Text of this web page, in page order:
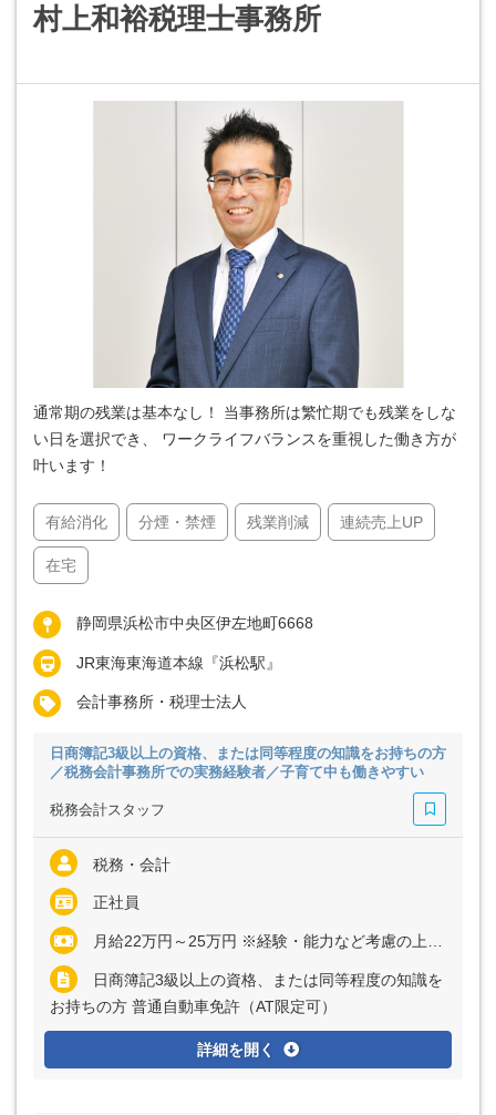
村上和裕税理士事務所
通常期の残業は基本なし！ 当事務所は繁忙期でも残業をしな
い日を選択でき、 ワークライフバランスを重視した働き方が
叶います！
有給消化 分煙・禁煙 残業削減 連続売上UP
在宅
静岡県浜松市中央区伊左地町6668
JR東海東海道本線『浜松駅』
会計事務所・税理士法人
日商簿記3級以上の資格、または同等程度の知識をお持ちの方
／税務会計事務所での実務経験者／子育て中も働きやすい
税務会計スタッフ
税務・会計
正社員
月給22万円～25万円 ※経験・能力など考慮の上、決定いたします ※残業代は全額支給
日商簿記3級以上の資格、または同等程度の知識を
お持ちの方 普通自動車免許（AT限定可）
詳細を開く